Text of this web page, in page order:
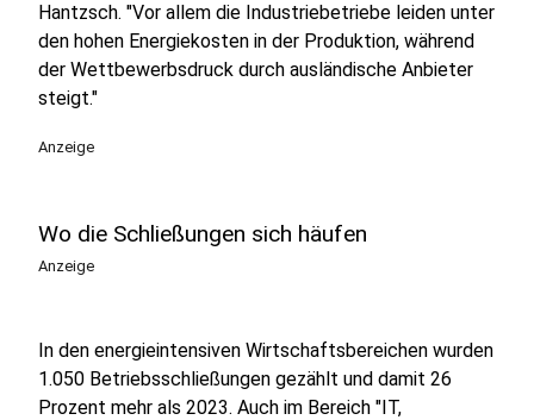
Hantzsch. "Vor allem die Industriebetriebe leiden unter
den hohen Energiekosten in der Produktion, während
der Wettbewerbsdruck durch ausländische Anbieter
steigt."
Anzeige
Wo die Schließungen sich häufen
Anzeige
In den energieintensiven Wirtschaftsbereichen wurden
1.050 Betriebsschließungen gezählt und damit 26
Prozent mehr als 2023. Auch im Bereich "IT,